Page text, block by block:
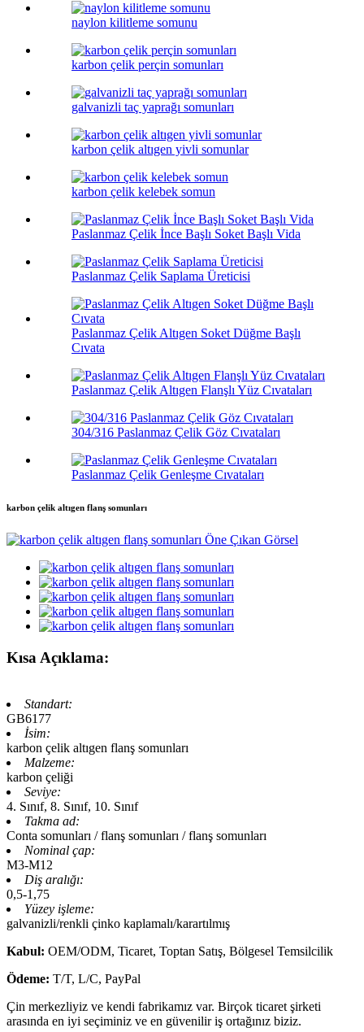
naylon kilitleme somunu
karbon çelik perçin somunları
galvanizli taç yaprağı somunları
karbon çelik altıgen yivli somunlar
karbon çelik kelebek somun
Paslanmaz Çelik İnce Başlı Soket Başlı Vida
Paslanmaz Çelik Saplama Üreticisi
Paslanmaz Çelik Altıgen Soket Düğme Başlı
Cıvata
Paslanmaz Çelik Altıgen Flanşlı Yüz Cıvataları
304/316 Paslanmaz Çelik Göz Cıvataları
Paslanmaz Çelik Genleşme Cıvataları
karbon çelik altıgen flanş somunları
Kısa Açıklama:
Standart:
GB6177
İsim:
karbon çelik altıgen flanş somunları
Malzeme:
karbon çeliği
Seviye:
4. Sınıf, 8. Sınıf, 10. Sınıf
Takma ad:
Conta somunları / flanş somunları / flanş somunları
Nominal çap:
M3-M12
Diş aralığı:
0,5-1,75
Yüzey işleme:
galvanizli/renkli çinko kaplamalı/karartılmış
Kabul: OEM/ODM, Ticaret, Toptan Satış, Bölgesel Temsilcilik
Ödeme: T/T, L/C, PayPal
Çin merkezliyiz ve kendi fabrikamız var. Birçok ticaret şirketi
arasında en iyi seçiminiz ve en güvenilir iş ortağınız biziz.